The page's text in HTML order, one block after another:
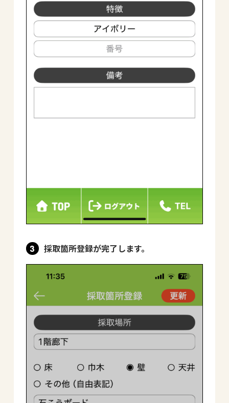
3 採取箇所登録が完了します。